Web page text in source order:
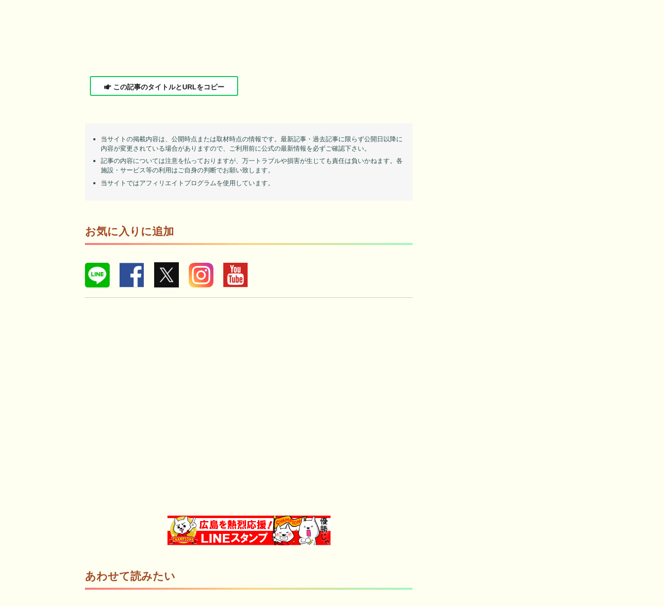
この記事のタイトルとURLをコピー
当サイトの掲載内容は、公開時点または取材時点の情報です。最新記事・過去記事に限らず公開日以降に
内容が変更されている場合がありますので、ご利用前に公式の最新情報を必ずご確認下さい。
記事の内容については注意を払っておりますが、万一トラブルや損害が生じても責任は負いかねます。各
施設・サービス等の利用はご自身の判断でお願い致します。
当サイトではアフィリエイトプログラムを使用しています。
お気に入りに追加
あわせて読みたい